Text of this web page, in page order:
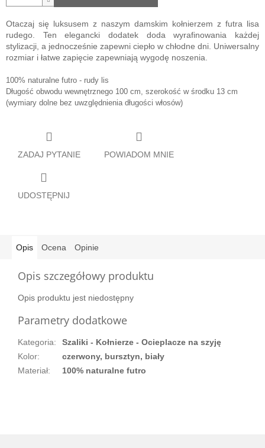
Otaczaj się luksusem z naszym damskim kołnierzem z futra lisa
rudego. Ten elegancki dodatek doda wyrafinowania każdej
stylizacji, a jednocześnie zapewni ciepło w chłodne dni. Uniwersalny
rozmiar i łatwe zapięcie zapewniają wygodę noszenia.
100% naturalne futro - rudy lis
Długość obwodu wewnętrznego 100 cm, szerokość w środku 13 cm
(wymiary dolne bez uwzględnienia długości włosów)
ZADAJ PYTANIE POWIADOM MNIE
UDOSTĘPNIJ
Opis Ocena Opinie
Opis szczegółowy produktu
Opis produktu jest niedostępny
Parametry dodatkowe
Kategoria:
Szaliki - Kołnierze - Ocieplacze na szyję
Kolor:
czerwony, bursztyn, biały
Materiał: 100% naturalne futro